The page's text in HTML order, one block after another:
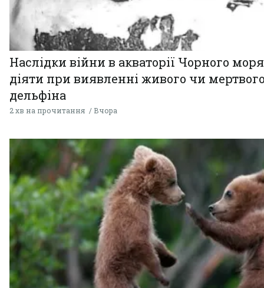
Наслідки війни в акваторії Чорного
діяти при виявленні живого чи
дельфіна
2 хв на прочитання Вчора